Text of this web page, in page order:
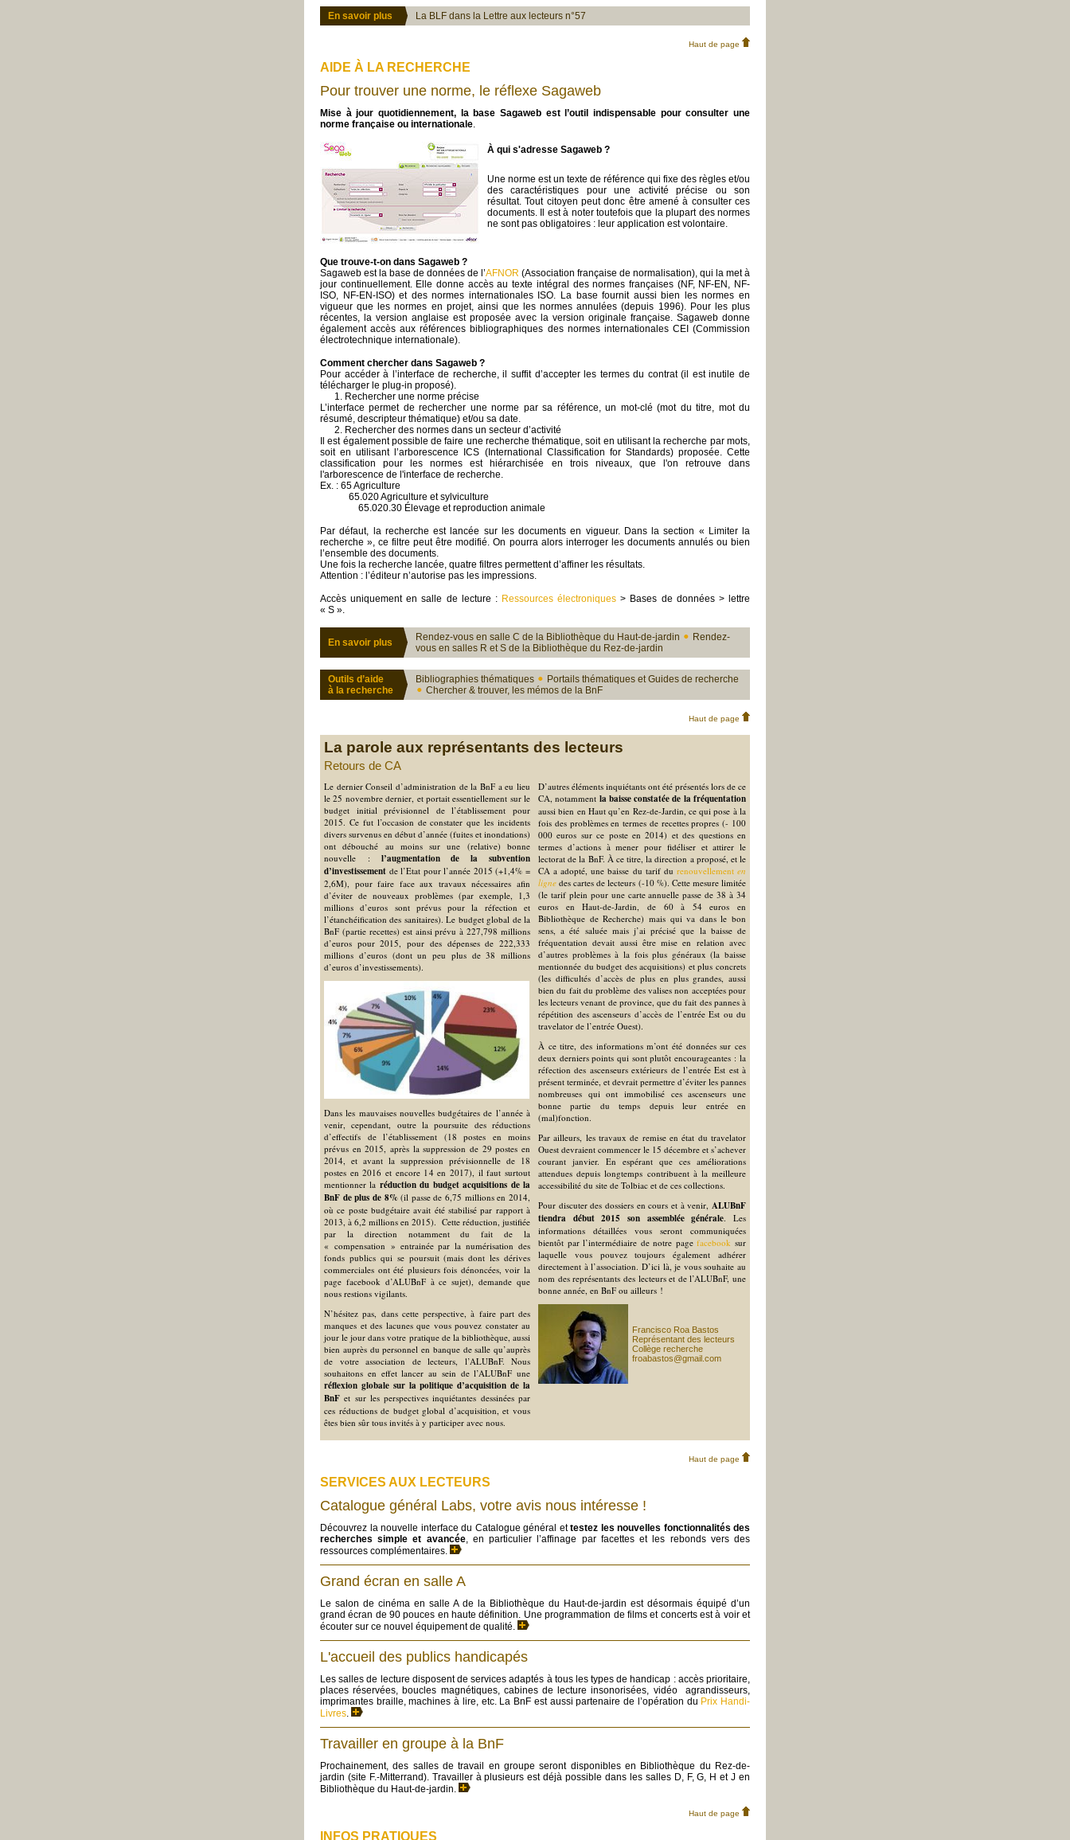
En savoir plus La BLF dans la Lettre aux lecteurs n°57
Haut de page
AIDE À LA RECHERCHE
Pour trouver une norme, le réflexe Sagaweb
Mise à jour quotidiennement, la base Sagaweb est l’outil indispensable pour consulter une
norme française ou internationale.
À qui s'adresse Sagaweb ?
Une norme est un texte de référence qui fixe des règles et/ou
des caractéristiques pour une activité précise ou son
résultat. Tout citoyen peut donc être amené à consulter ces
documents. Il est à noter toutefois que la plupart des normes
ne sont pas obligatoires : leur application est volontaire.
Que trouve-t-on dans Sagaweb ?
Sagaweb est la base de données de l’AFNOR (Association française de normalisation), qui la met à
jour continuellement. Elle donne accès au texte intégral des normes françaises (NF, NF-EN, NF-
ISO, NF-EN-ISO) et des normes internationales ISO. La base fournit aussi bien les normes en
vigueur que les normes en projet, ainsi que les normes annulées (depuis 1996). Pour les plus
récentes, la version anglaise est proposée avec la version originale française. Sagaweb donne
également accès aux références bibliographiques des normes internationales CEI (Commission
électrotechnique internationale).
Comment chercher dans Sagaweb ?
Pour accéder à l’interface de recherche, il suffit d’accepter les termes du contrat (il est inutile de
télécharger le plug-in proposé).
1. Rechercher une norme précise
L’interface permet de rechercher une norme par sa référence, un mot-clé (mot du titre, mot du
résumé, descripteur thématique) et/ou sa date.
2. Rechercher des normes dans un secteur d’activité
Il est également possible de faire une recherche thématique, soit en utilisant la recherche par mots,
soit en utilisant l’arborescence ICS (International Classification for Standards) proposée. Cette
classification pour les normes est hiérarchisée en trois niveaux, que l'on retrouve dans
l'arborescence de l'interface de recherche.
Ex. : 65 Agriculture
65.020 Agriculture et sylviculture
65.020.30 Élevage et reproduction animale
Par défaut, la recherche est lancée sur les documents en vigueur. Dans la section « Limiter la
recherche », ce filtre peut être modifié. On pourra alors interroger les documents annulés ou bien
l’ensemble des documents.
Une fois la recherche lancée, quatre filtres permettent d’affiner les résultats.
Attention : l’éditeur n’autorise pas les impressions.
Accès uniquement en salle de lecture : Ressources électroniques > Bases de données > lettre
« S ».
En savoir plus Rendez-vous en salle C de la Bibliothèque du Haut-de-jardin
Rendez-
vous en salles R et S de la Bibliothèque du Rez-de-jardin
Outils d’aide
à la recherche
Bibliographies thématiques
Portails thématiques et Guides de recherche
Chercher & trouver, les mémos de la BnF
Haut de page
La parole aux représentants des lecteurs
Retours de CA
Le dernier Conseil d’administration de la BnF a eu lieu
le 25 novembre dernier, et portait essentiellement sur le
budget initial prévisionnel de l’établissement pour
2015. Ce fut l’occasion de constater que les incidents
divers survenus en début d’année (fuites et inondations)
ont débouché au moins sur une (relative) bonne
nouvelle : l’augmentation de la subvention
d’investissement de l’Etat pour l’année 2015 (+1,4% =
2,6M), pour faire face aux travaux nécessaires afin
d’éviter de nouveaux problèmes (par exemple, 1,3
millions d’euros sont prévus pour la réfection et
l’étanchéification des sanitaires). Le budget global de la
BnF (partie recettes) est ainsi prévu à 227,798 millions
d’euros pour 2015, pour des dépenses de 222,333
millions d’euros (dont un peu plus de 38 millions
d’euros d’investissements).
Dans les mauvaises nouvelles budgétaires de l’année à
venir, cependant, outre la poursuite des réductions
d’effectifs de l’établissement (18 postes en moins
prévus en 2015, après la suppression de 29 postes en
2014, et avant la suppression prévisionnelle de 18
postes en 2016 et encore 14 en 2017), il faut surtout
mentionner la réduction du budget acquisitions de la
BnF de plus de 8%(il passe de 6,75 millions en 2014,
où ce poste budgétaire avait été stabilisé par rapport à
2013, à 6,2 millions en 2015). Cette réduction, justifiée
par la direction notamment du fait de la
« compensation » entrainée par la numérisation des
fonds publics qui se poursuit (mais dont les dérives
commerciales ont été plusieurs fois dénoncées, voir la
page facebook d’ALUBnF à ce sujet), demande que
nous restions vigilants.
N’hésitez pas, dans cette perspective, à faire part des
manques et des lacunes que vous pouvez constater au
jour le jour dans votre pratique de la bibliothèque, aussi
bien auprès du personnel en banque de salle qu’auprès
de votre association de lecteurs, l’ALUBnF. Nous
souhaitons en effet lancer au sein de l’ALUBnF une
réflexion globale sur la politique d’acquisition de la
BnF et sur les perspectives inquiétantes dessinées par
ces réductions de budget global d’acquisition, et vous
êtes bien sûr tous invités à y participer avec nous.
D’autres éléments inquiétants ont été présentés lors de ce
CA, notamment la baisse constatée de la fréquentation
aussi bien en Haut qu’en Rez-de-Jardin, ce qui pose à la
fois des problèmes en termes de recettes propres (- 100
000 euros sur ce poste en 2014) et des questions en
termes d’actions à mener pour fidéliser et attirer le
lectorat de la BnF. À ce titre, la direction a proposé, et le
CA a adopté, une baisse du tarif du renouvellementen
ligne des cartes de lecteurs (-10 %). Cette mesure limitée
(le tarif plein pour une carte annuelle passe de 38 à 34
euros en Haut-de-Jardin, de 60 à 54 euros en
Bibliothèque de Recherche) mais qui va dans le bon
sens, a été saluée mais j’ai précisé que la baisse de
fréquentation devait aussi être mise en relation avec
d’autres problèmes à la fois plus généraux (la baisse
mentionnée du budget des acquisitions) et plus concrets
(les difficultés d’accès de plus en plus grandes, aussi
bien du fait du problème des valises non acceptées pour
les lecteurs venant de province, que du fait des pannes à
répétition des ascenseurs d’accès de l’entrée Est ou du
travelator de l’entrée Ouest).
À ce titre, des informations m’ont été données sur ces
deux derniers points qui sont plutôt encourageantes : la
réfection des ascenseurs extérieurs de l’entrée Est est à
présent terminée, et devrait permettre d’éviter les pannes
nombreuses qui ont immobilisé ces ascenseurs une
bonne partie du temps depuis leur entrée en
(mal)fonction.
Par ailleurs, les travaux de remise en état du travelator
Ouest devraient commencer le 15 décembre et s’achever
courant janvier. En espérant que ces améliorations
attendues depuis longtemps contribuent à la meilleure
accessibilité du site de Tolbiac et de ces collections.
Pour discuter des dossiers en cours et à venir, ALUBnF
tiendra début 2015 son assemblée générale. Les
informations détaillées vous seront communiquées
bientôt par l’intermédiaire de notre pagefacebook sur
laquelle vous pouvez toujours également adhérer
directement à l’association. D’ici là, je vous souhaite au
nom des représentants des lecteurs et de l’ALUBnF, une
bonne année, en BnF ou ailleurs !
Francisco Roa Bastos
Représentant des lecteurs
Collège recherche
froabastos@gmail.com
Haut de page
SERVICES AUX LECTEURS
Catalogue général Labs, votre avis nous intéresse !
Découvrez la nouvelle interface du Catalogue général ettestez les nouvelles fonctionnalités des
recherches simple et avancée, en particulier l’affinage par facettes et les rebonds vers des
ressources complémentaires.
Grand écran en salle A
Le salon de cinéma en salle A de la Bibliothèque du Haut-de-jardin est désormais équipé d’un
grand écran de 90 pouces en haute définition. Une programmation de films et concerts est à voir et
écouter sur ce nouvel équipement de qualité.
L'accueil des publics handicapés
Les salles de lecture disposent de services adaptés à tous les types de handicap : accès prioritaire,
places réservées, boucles magnétiques, cabines de lecture insonorisées, vidéo agrandisseurs,
imprimantes braille, machines à lire, etc. La BnF est aussi partenaire de l’opération du Prix Handi-
Livres.
Travailler en groupe à la BnF
Prochainement, des salles de travail en groupe seront disponibles en Bibliothèque du Rez-de-
jardin (site F.-Mitterrand). Travailler à plusieurs est déjà possible dans les salles D, F, G, H et J en
Bibliothèque du Haut-de-jardin.
Haut de page
INFOS PRATIQUES